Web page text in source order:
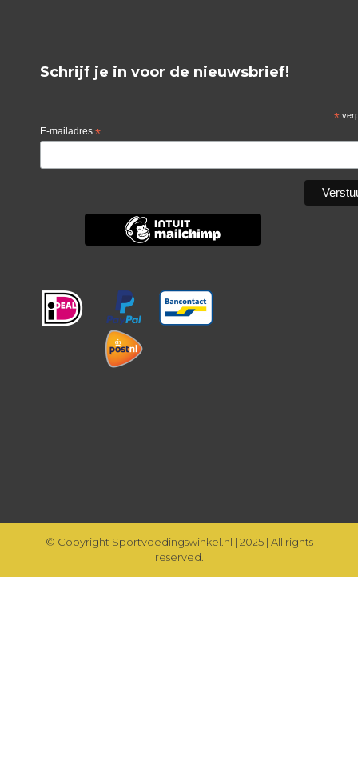
Schrijf je in voor de nieuwsbrief!
*
E-mailadres *
© Copyright Sportvoedingswinkel.nl | 2025 | All rights
reserved.